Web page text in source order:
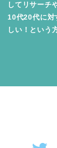
してリサーチ
10代20代に対
しい！という